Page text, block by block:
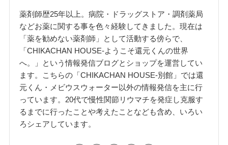
薬剤師歴25年以上。病院・ドラッグストア・調剤薬局
などお薬に関する事を色々経験してきました。現在は
「薬を勧めない薬剤師」として活動する傍らで、
「CHIKACHAN HOUSE-ようこそ還元くんの世界
へ。」という情報発信ブログとショップを運営してい
ます。こちらの「CHIKACHAN HOUSE-別館」では還
元くん・メビウスウォーター以外の情報発信を主に行
っています。20代で慢性関節リウマチを発症し克服す
るまでに行ったことや考えたことなども含め、いろい
ろシェアしています。